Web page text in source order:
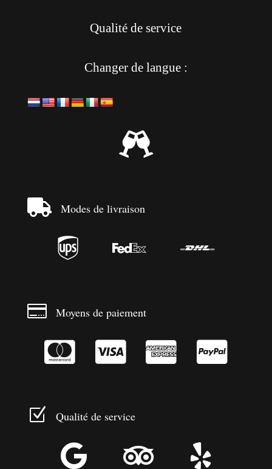
Qualité de service
Changer de langue :

 Modes de livraison
  
 Moyens de paiement
   
Z Qualité de service
  